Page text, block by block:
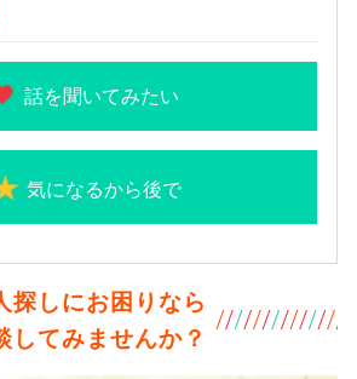
話を聞いてみたい
気になるから後で
探しにお困りなら
してみませんか？